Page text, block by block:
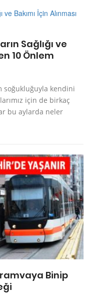
Sağlığı ve
10 Önlem
soğukluğuyla kendini
için de birkaç
bu aylarda neler
Binip